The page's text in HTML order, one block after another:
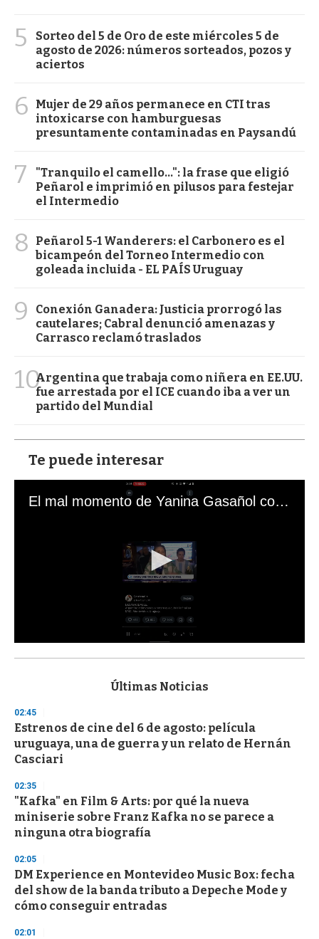
5
Sorteo del 5 de Oro de este miércoles 5 de
agosto de 2026: números sorteados, pozos y
aciertos
6
Mujer de 29 años permanece en CTI tras
intoxicarse con hamburguesas
presuntamente contaminadas en Paysandú
7
"Tranquilo el camello...": la frase que eligió
Peñarol e imprimió en pilusos para festejar
el Intermedio
8
Peñarol 5-1 Wanderers: el Carbonero es el
bicampeón del Torneo Intermedio con
goleada incluida - EL PAÍS Uruguay
9
Conexión Ganadera: Justicia prorrogó las
cautelares; Cabral denunció amenazas y
Carrasco reclamó traslados
10Argentina que trabaja como niñera en EE.UU.
fue arrestada por el ICE cuando iba a ver un
partido del Mundial
Te puede interesar
El mal momento de Yanina Gasañol con un hincha argentino en "Subrayado"
s
d
s
o
f
3
s
e
o
n
Últimas Noticias
02:45
Estrenos de cine del 6 de agosto: película
uruguaya, una de guerra y un relato de Hernán
Casciari
02:35
"Kafka" en Film & Arts: por qué la nueva
miniserie sobre Franz Kafka no se parece a
ninguna otra biografía
02:05
DM Experience en Montevideo Music Box: fecha
del show de la banda tributo a Depeche Mode y
cómo conseguir entradas
02:01